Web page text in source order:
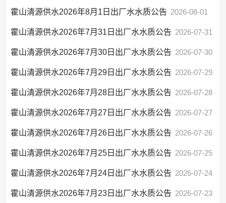
霍山清源供水2026年8月1日出厂水水质公告 2026-08-01
霍山清源供水2026年7月31日出厂水水质公告 2026-07-31
霍山清源供水2026年7月30日出厂水水质公告 2026-07-30
霍山清源供水2026年7月29日出厂水水质公告 2026-07-29
霍山清源供水2026年7月28日出厂水水质公告 2026-07-28
霍山清源供水2026年7月27日出厂水水质公告 2026-07-27
霍山清源供水2026年7月26日出厂水水质公告 2026-07-26
霍山清源供水2026年7月25日出厂水水质公告 2026-07-25
霍山清源供水2026年7月24日出厂水水质公告 2026-07-24
霍山清源供水2026年7月23日出厂水水质公告 2026-07-23